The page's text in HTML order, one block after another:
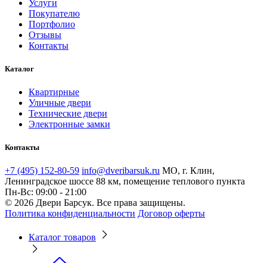
Услуги
Покупателю
Портфолио
Отзывы
Контакты
Каталог
Квартирные
Уличные двери
Технические двери
Электронные замки
Контакты
+7 (495) 152-80-59 info@dveribarsuk.ru МО, г. Клин,
Ленинградское шоссе 88 км, помещение теплового пункта
Пн-Вс: 09:00 - 21:00
© 2026 Двери Барсук. Все права защищены.
Политика конфиденциальности Договор оферты
Каталог товаров